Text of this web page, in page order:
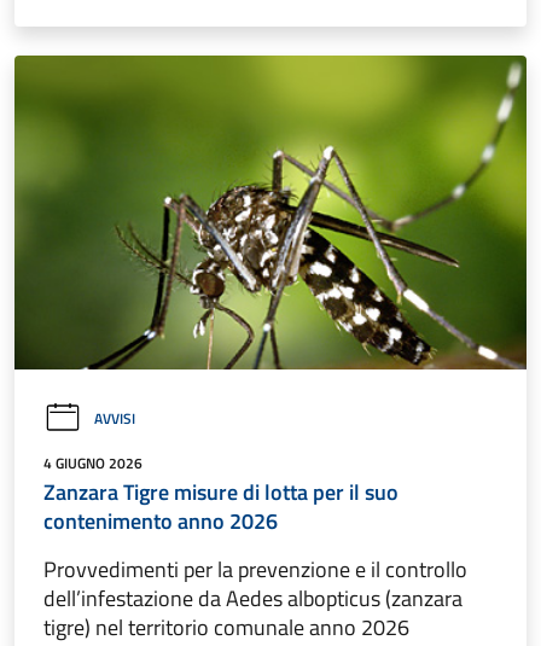
AVVISI
4 GIUGNO 2026
Zanzara Tigre misure di lotta per il suo
contenimento anno 2026
Provvedimenti per la prevenzione e il controllo
dell’infestazione da Aedes albopticus (zanzara
tigre) nel territorio comunale anno 2026